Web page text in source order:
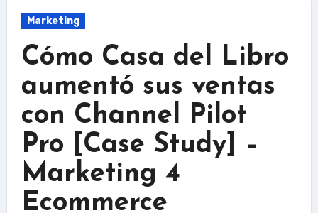
Marketing
Cómo Casa del Libro
aumentó sus ventas
con Channel Pilot
Pro [Case Study] –
Marketing 4
Ecommerce